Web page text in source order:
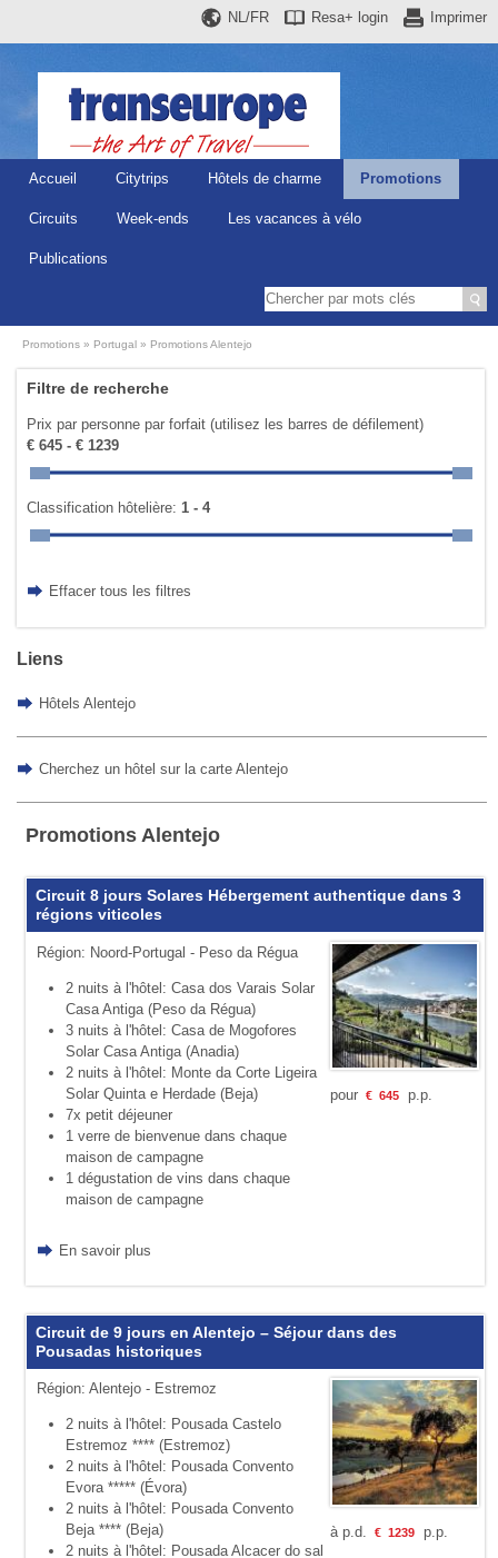
Imprimer
Resa+ login
NL/FR
Accueil Citytrips Hôtels de charme Promotions
Circuits Week-ends Les vacances à vélo
Publications
Promotions Portugal Promotions Alentejo
Filtre de recherche
Prix par personne par forfait (utilisez les barres de défilement)
€ 645 - € 1239
Classification hôtelière:1 - 4
Effacer tous les filtres
Liens
Hôtels Alentejo
Cherchez un hôtel sur la carte Alentejo
Promotions Alentejo
Circuit 8 jours Solares Hébergement authentique dans 3
régions viticoles
Région: Noord-Portugal - Peso da Régua
2 nuits à l'hôtel: Casa dos Varais Solar
Casa Antiga (Peso da Régua)
3 nuits à l'hôtel: Casa de Mogofores
Solar Casa Antiga (Anadia)
2 nuits à l'hôtel: Monte da Corte Ligeira
Solar Quinta e Herdade (Beja)
7x petit déjeuner
1 verre de bienvenue dans chaque
maison de campagne
1 dégustation de vins dans chaque
maison de campagne
En savoir plus
pour € 645p.p.
Circuit de 9 jours en Alentejo – Séjour dans des
Pousadas historiques
Région: Alentejo - Estremoz
2 nuits à l'hôtel: Pousada Castelo
Estremoz **** (Estremoz)
2 nuits à l'hôtel: Pousada Convento
Evora ***** (Évora)
2 nuits à l'hôtel: Pousada Convento
Beja **** (Beja)
2 nuits à l'hôtel: Pousada Alcacer do sal
à p.d. € 1239p.p.